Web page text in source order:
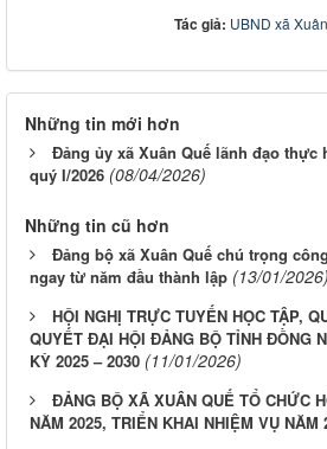
Tác giả: UBND xã
Những tin mới hơn
Đảng ủy xã Xuân Quế lãnh đạo thực
quý I/2026 (08/04/2026)
Những tin cũ hơn
Đảng bộ xã Xuân Quế chú trọng
ngay từ năm đầu thành lập (13/01/2026)
HỘI NGHỊ TRỰC TUYẾN HỌC TẬP,
QUYẾT ĐẠI HỘI ĐẢNG BỘ TỈNH ĐỒNG
KỲ 2025 – 2030 (11/01/2026)
ĐẢNG BỘ XÃ XUÂN QUẾ TỔ CHỨC
NĂM 2025, TRIỂN KHAI NHIỆM VỤ NĂM